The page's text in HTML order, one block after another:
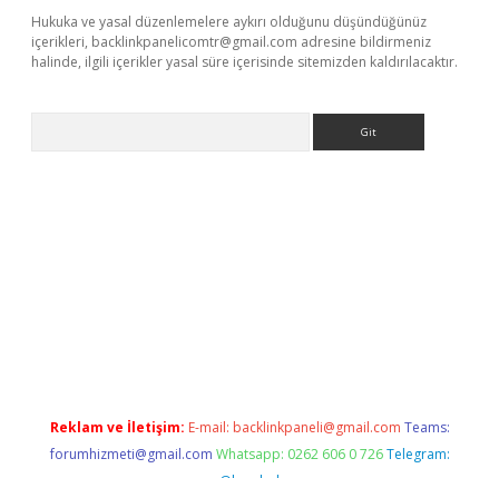
Hukuka ve yasal düzenlemelere aykırı olduğunu düşündüğünüz
içerikleri, backlinkpanelicomtr@gmail.com adresine bildirmeniz
halinde, ilgili içerikler yasal süre içerisinde sitemizden kaldırılacaktır.
Reklam ve İletişim: E-mail: backlinkpaneli@gmail.com Teams:
forumhizmeti@gmail.com Whatsapp: 0262 606 0 726 Telegram: